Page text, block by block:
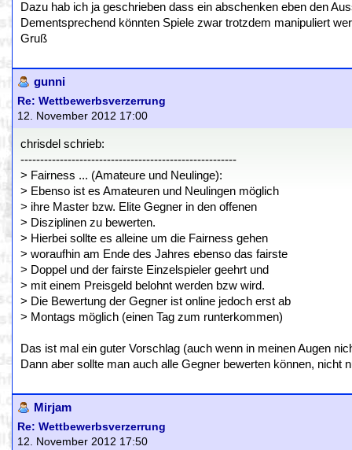
Dazu hab ich ja geschrieben dass ein abschenken eben den
Dementsprechend könnten Spiele zwar trotzdem manipuliert
Gruß
gunni
Re: Wettbewerbsverzerrung
12. November 2012 17:00
chrisdel schrieb:
-------------------------------------------------------
> Fairness ... (Amateure und Neulinge):
> Ebenso ist es Amateuren und Neulingen möglich
> ihre Master bzw. Elite Gegner in den offenen
> Disziplinen zu bewerten.
> Hierbei sollte es alleine um die Fairness gehen
> woraufhin am Ende des Jahres ebenso das fairste
> Doppel und der fairste Einzelspieler geehrt und
> mit einem Preisgeld belohnt werden bzw wird.
> Die Bewertung der Gegner ist online jedoch erst ab
> Montags möglich (einen Tag zum runterkommen)
Das ist mal ein guter Vorschlag (auch wenn in meinen Augen
Dann aber sollte man auch alle Gegner bewerten können, nicht
Mirjam
Re: Wettbewerbsverzerrung
12. November 2012 17:50